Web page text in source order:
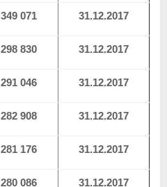
349 071 31.12.2017
298 830 31.12.2017
291 046 31.12.2017
282 908 31.12.2017
281 176 31.12.2017
280 086 31.12.2017